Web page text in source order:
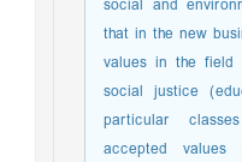
social and
that in the new
values in the
social justice
particular
accepted